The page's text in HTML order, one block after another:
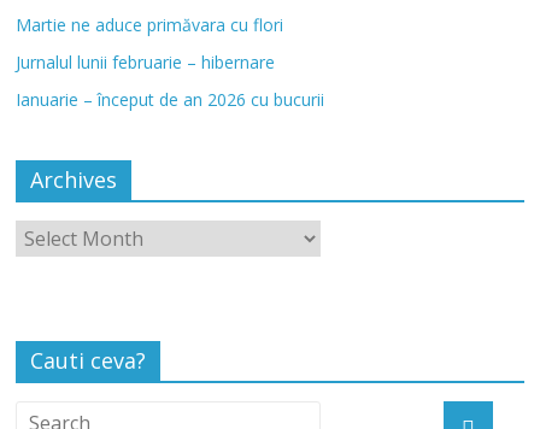
Martie ne aduce primăvara cu flori
Jurnalul lunii februarie – hibernare
Ianuarie – început de an 2026 cu bucurii
Archives
Cauti ceva?